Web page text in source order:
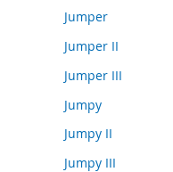
Jumper
Jumper II
Jumper III
Jumpy
Jumpy II
Jumpy III